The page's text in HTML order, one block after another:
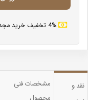
4% تخفیف خرید
نقد و
بررسی
مشخصات فنی
محصول